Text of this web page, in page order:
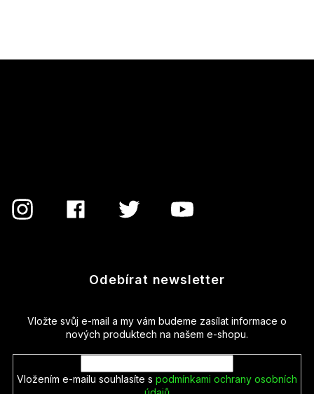
Odebírat newsletter
Vložte svůj e-mail a my vám budeme zasílat informace o
nových produktech na našem e-shopu.
Vložením e-mailu souhlasíte s podmínkami ochrany osobních